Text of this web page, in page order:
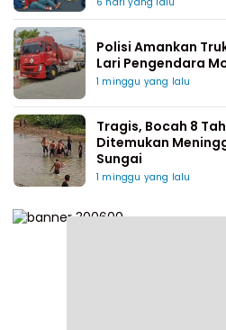
Polisi Amankan
Lari Pengendara
1 minggu yang lalu
Tragis, Bocah 8
Ditemukan
Sungai
1 minggu yang lalu